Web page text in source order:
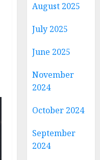
August 2025
July 2025
June 2025
November
2024
October 2024
September
2024